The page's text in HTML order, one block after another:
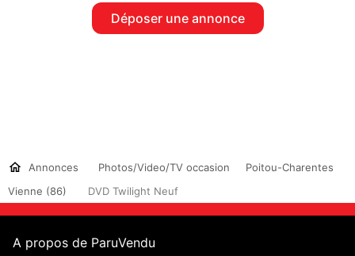
Déposer une annonce
Annonces Photos/Video/TV occasion
Poitou-Charentes
Vienne (86)
DVD Twilight Neuf
A propos de ParuVendu